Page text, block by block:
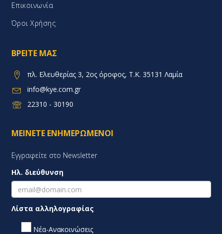
Επικοινωνία
Όροι Χρήσης
ΒΡΕΊΤΕ ΜΑΣ
πλ. Ελευθερίας 3, 2ος όροφος, Τ.Κ. 35131 Λαμία
info@kye.com.gr
22310 - 30190
ΜΕΊΝΕΤΕ ΕΝΗΜΕΡΩΜΈΝΟΙ
Εγγραφείτε στο Newsletter
Ηλ. διεύθυνση
Λίστα αλληλογραφίας
Νέα-Ανακοινώσεις